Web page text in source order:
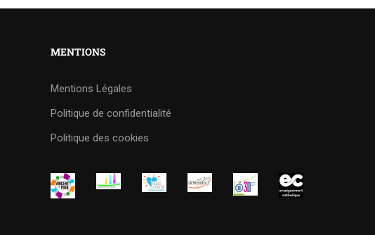
MENTIONS
Mentions Légales
Politique de confidentialité
Politique des cookies